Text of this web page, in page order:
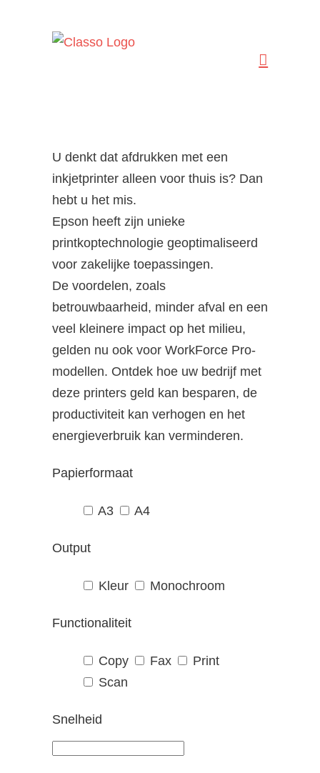
U denkt dat afdrukken met een
inkjetprinter alleen voor thuis is? Dan
hebt u het mis.
Epson heeft zijn unieke
printkoptechnologie geoptimaliseerd
voor zakelijke toepassingen.
De voordelen, zoals
betrouwbaarheid, minder afval en een
veel kleinere impact op het milieu,
gelden nu ook voor WorkForce Pro-
modellen. Ontdek hoe uw bedrijf met
deze printers geld kan besparen, de
productiviteit kan verhogen en het
energieverbruik kan verminderen.
Papierformaat
A3 A4
Output
Kleur Monochroom
Functionaliteit
Copy Fax
Print
Scan
Snelheid